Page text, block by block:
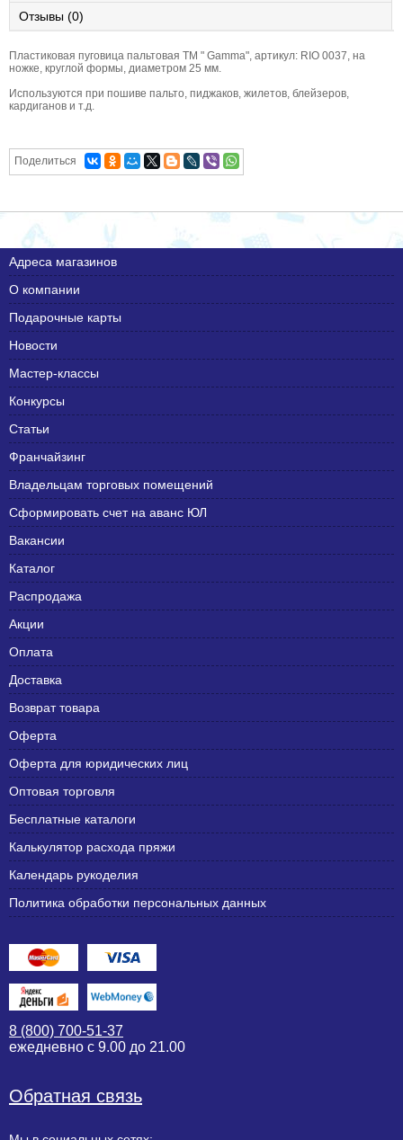
Отзывы (0)
Пластиковая пуговица пальтовая ТМ " Gamma", артикул: RIO 0037, на
ножке, круглой формы, диаметром 25 мм.
Используются при пошиве пальто, пиджаков, жилетов, блейзеров,
кардиганов и т.д.
Поделиться
Адреса магазинов
О компании
Подарочные карты
Новости
Мастер-классы
Конкурсы
Статьи
Франчайзинг
Владельцам торговых помещений
Сформировать счет на аванс ЮЛ
Вакансии
Каталог
Распродажа
Акции
Оплата
Доставка
Возврат товара
Оферта
Оферта для юридических лиц
Оптовая торговля
Бесплатные каталоги
Калькулятор расхода пряжи
Календарь рукоделия
Политика обработки персональных данных
8 (800) 700-51-37
ежедневно с 9.00 до 21.00
Обратная связь